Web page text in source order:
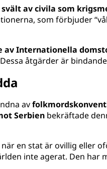
svält av civila som
som förbjuder
Internationella
åtgärder är
av
Serbien bekräftade
en stat är ovillig eller
inte agerat. Den har